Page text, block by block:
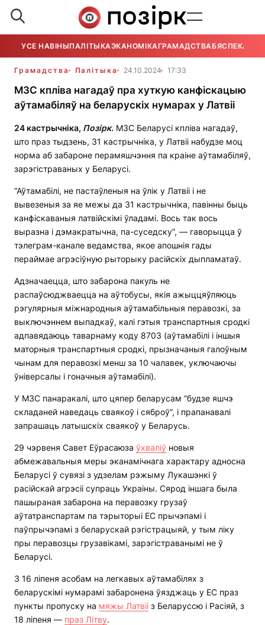
УСЕ НАВІНЫПАЛІТЫКАЭКАНОМІКАГРАМАДСТВАБЯСПЕКА
Грамадства Палітыка 24.10.2024 17:33
МЗС кпліва нагадаў пра хуткую канфіскацыю
аўтамабіляў на беларускіх нумарах у Латвіі
24 кастрычніка, Позірк. МЗС Беларусі кпліва нагадаў,
што праз тыдзень, 31 кастрычніка, у Латвіі набудзе моц
норма аб забароне перамяшчэння па краіне аўтамабіляў,
зарэгістраваных у Беларусі.
“Аўтамабілі, не пастаўленыя на ўлік у Латвіі і не
вывезеныя за яе межы да 31 кастрычніка, павінны быць
канфіскаваныя латвійскімі ўладамі. Вось так вось
выразна і дэмакратычна, па-суседску”, — гаворыцца ў
тэлеграм-канале ведамства, якое апошнія гады
пераймае агрэсіўную рыторыку расійскіх дыпламатаў.
Адзначаецца, што забарона пакуль не
распаўсюджваецца на аўтобусы, якія ажыццяўляюць
рэгулярныя міжнародныя аўтамабільныя перавозкі, за
выключэннем выпадкаў, калі гэтыя транспартныя сродкі
адпавядаюць таварнаму коду 8703 (аўтамабілі і іншыя
маторныя транспартныя сродкі, прызначаныя галоўным
чынам для перавозкі менш за 10 чалавек, уключаючы
ўніверсалы і гоначныя аўтамабілі).
У МЗС панаракалі, што цяпер беларусам “будзе яшчэ
складаней наведаць сваякоў і сяброў”, і прапанавалі
запрашаць латышскіх сваякоў у Беларусь.
29 чэрвеня Савет Еўрасаюза ўхваліў новыя
абмежавальныя меры эканамічнага характару адносна
Беларусі ў сувязі з удзелам рэжыму Лукашэнкі ў
расійскай агрэсіі супраць Украіны. Сярод іншага была
пашыраная забарона на перавозку грузаў
аўтатранспартам па тэрыторыі ЕС прычэпамі і
паўпрычэпамі з беларускай рэгістрацыяй, у тым ліку
пры перавозцы грузавікамі, зарэгістраванымі не ў
Беларусі.
З 16 ліпеня асобам на легкавых аўтамабілях з
беларускімі нумарамі забаронена ўязджаць у ЕС праз
пункты пропуску на мяжы Латвіі з Беларуссю і Расіяй, з
18 ліпеня — праз Літву.